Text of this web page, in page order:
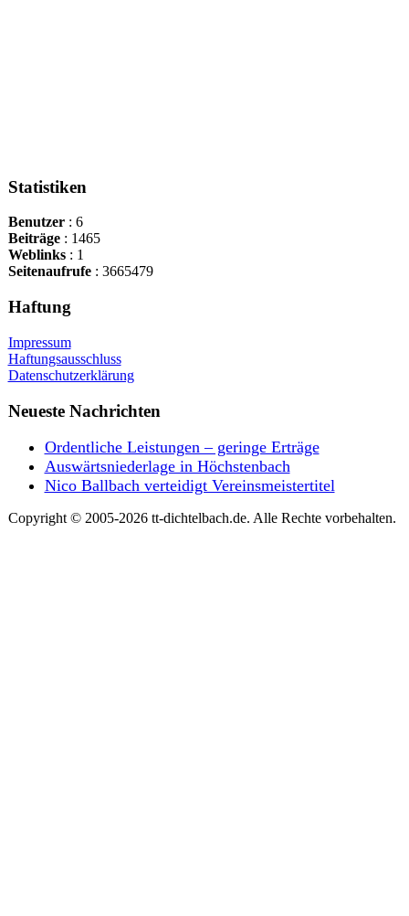
Statistiken
Benutzer: 6
Beiträge: 1465
Weblinks: 1
Seitenaufrufe: 3665479
Haftung
Impressum
Haftungsausschluss
Datenschutzerklärung
Neueste Nachrichten
Ordentliche Leistungen – geringe Erträge
Auswärtsniederlage in Höchstenbach
Nico Ballbach verteidigt Vereinsmeistertitel
Copyright © 2005-2026 tt-dichtelbach.de. Alle Rechte vorbehalten.